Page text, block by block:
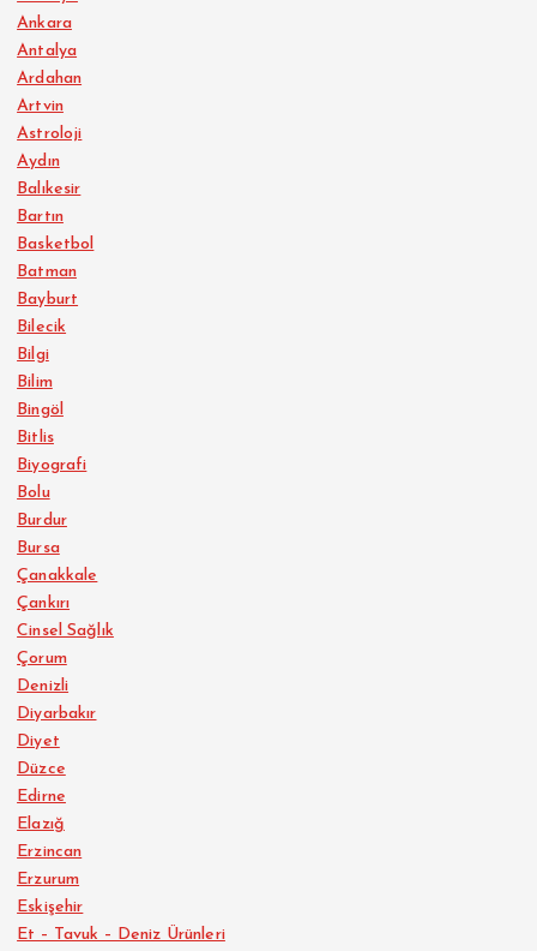
Ankara
Antalya
Ardahan
Artvin
Astroloji
Aydın
Balıkesir
Bartın
Basketbol
Batman
Bayburt
Bilecik
Bilgi
Bilim
Bingöl
Bitlis
Biyografi
Bolu
Burdur
Bursa
Çanakkale
Çankırı
Cinsel Sağlık
Çorum
Denizli
Diyarbakır
Diyet
Düzce
Edirne
Elazığ
Erzincan
Erzurum
Eskişehir
Et – Tavuk – Deniz Ürünleri